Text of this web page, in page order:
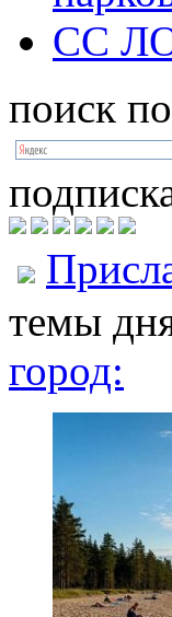
CC
поиск
темы
город: